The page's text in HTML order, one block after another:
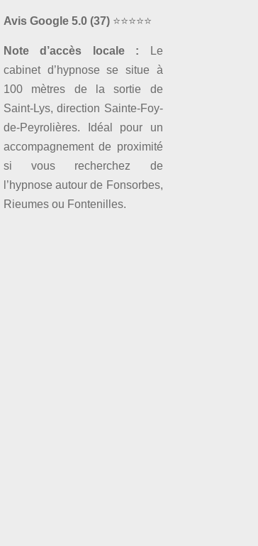
Avis Google 5.0 (37) ⭐⭐⭐⭐⭐
Note d’accès locale : Le
cabinet d’hypnose se situe à
100 mètres de la sortie de
Saint-Lys, direction Sainte-Foy-
de-Peyrolières. Idéal pour un
accompagnement de proximité
si vous recherchez de
l’hypnose autour de Fonsorbes,
Rieumes ou Fontenilles.